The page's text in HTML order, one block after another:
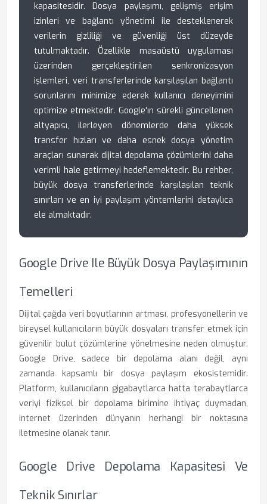
kapasitesidir. Dosya paylaşımı, gelişmiş erişim
izinleri ve bağlantı yönetimi ile desteklenerek
verilerin gizliliği ve güvenliği üst düzeyde
tutulmaktadır. Özellikle masaüstü uygulaması
üzerinden gerçekleştirilen senkronizasyon
işlemleri, veri transferlerinde karşılaşılan bağlantı
sorunlarını minimize ederek kullanıcı deneyimini
optimize etmektedir. Google'ın sürekli güncellenen
altyapısı, ilerleyen dönemlerde daha yüksek
transfer hızları ve daha esnek dosya yönetim
araçları sunarak dijital depolama çözümlerini daha
verimli hale getirmeyi hedeflemektedir. Bu rehber,
büyük dosya transferlerinde karşılaşılan teknik
sınırları ve en iyi paylaşım yöntemlerini detaylıca
ele almaktadır.
Google Drive Ile Büyük Dosya Paylaşımının
Temelleri
Dijital çağda veri boyutlarının artması, profesyonellerin ve
bireysel kullanıcıların büyük dosyaları transfer etmek için
güvenilir bulut çözümlerine yönelmesine neden olmuştur.
Google Drive, sadece bir depolama alanı değil, aynı
zamanda kapsamlı bir dosya paylaşım ekosistemidir.
Platform, kullanıcıların gigabaytlarca hatta terabaytlarca
veriyi fiziksel bir depolama birimine ihtiyaç duymadan,
internet üzerinden dünyanın herhangi bir noktasına
iletmesine olanak tanır.
Google Drive Depolama Kapasitesi Ve
Teknik Sınırlar